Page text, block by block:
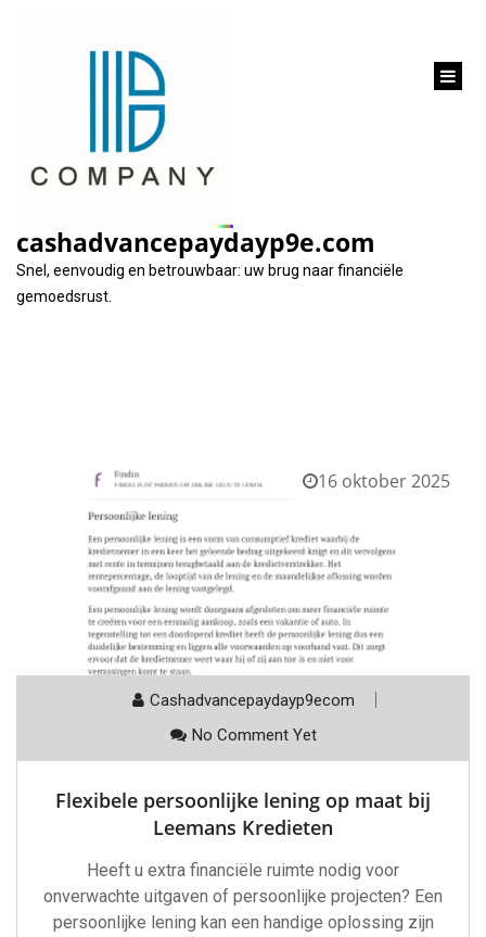
cashadvancepaydayp9e.com
Snel, eenvoudig en betrouwbaar: uw brug naar financiële
gemoedsrust.
Tag:
16 oktober 2025
Cashadvancepaydayp9ecom
No Comment Yet
Flexibele persoonlijke lening op maat bij
Leemans Kredieten
Heeft u extra financiële ruimte nodig voor
onverwachte uitgaven of persoonlijke projecten? Een
persoonlijke lening kan een handige oplossing zijn